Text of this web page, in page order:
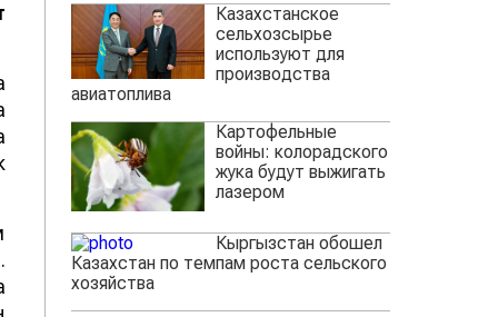
Казахстанское
сельхозсырье
используют для
производства
авиатоплива
Картофельные
войны: колорадского
жука будут выжигать
лазером
Кыргызстан обошел
Казахстан по темпам роста сельского
хозяйства